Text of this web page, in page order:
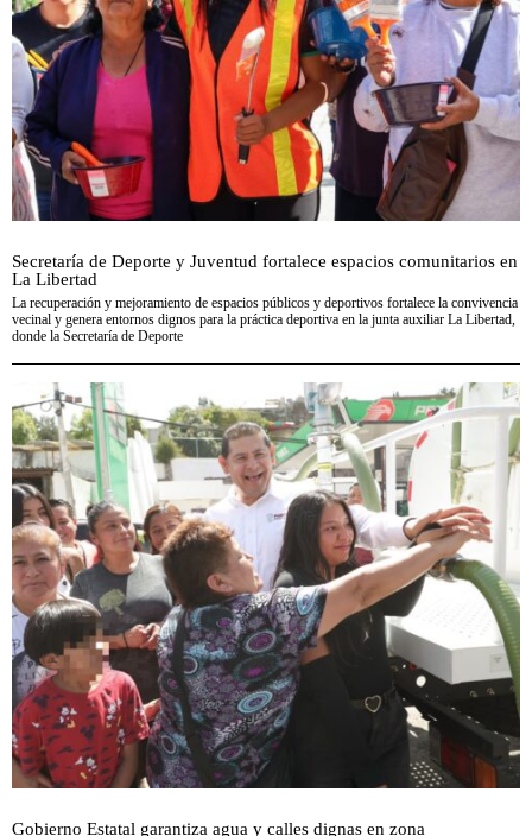
Secretaría de Deporte y Juventud fortalece espacios comunitarios en
La Libertad
La recuperación y mejoramiento de espacios públicos y deportivos fortalece la convivencia
vecinal y genera entornos dignos para la práctica deportiva en la junta auxiliar La Libertad,
donde la Secretaría de Deporte
Gobierno Estatal garantiza agua y calles dignas en zona